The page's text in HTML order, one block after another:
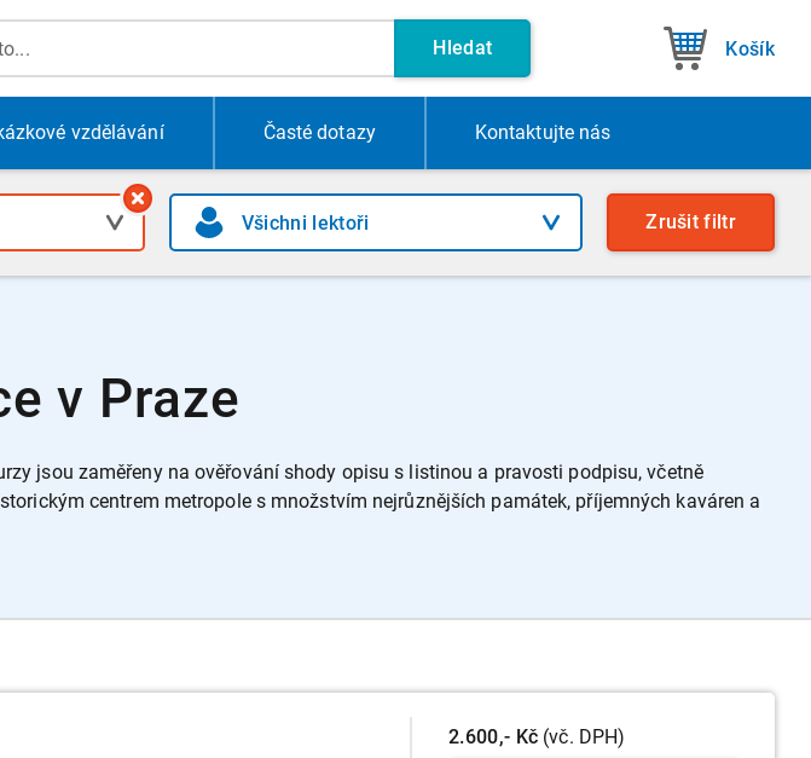
Hledat Košík
vzdělávání Časté dotazy Kontaktujte nás
Zrušit filtr
v Praze
jsou zaměřeny na ověřování shody opisu s listinou a pravosti podpisu, včetně
centrem metropole s množstvím nejrůznějších památek, příjemných kaváren a
2.600,- Kč (vč. DPH)